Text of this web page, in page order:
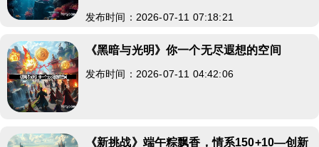
发布时间：2026-07-11 07:18:21
《黑暗与光明》你一个无尽遐想的空间
发布时间：2026-07-11 04:42:06
《新挑战》端午粽飘香，情系150+10—创新